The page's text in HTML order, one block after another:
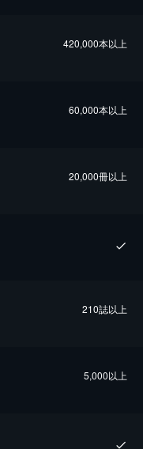
420,000本以上
60,000本以上
20,000冊以上
210誌以上
5,000以上